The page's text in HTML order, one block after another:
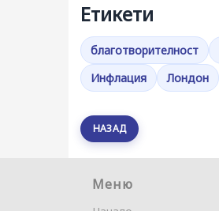
Етикети
благотворителност
Инфлация
Лондон
НАЗАД
Меню